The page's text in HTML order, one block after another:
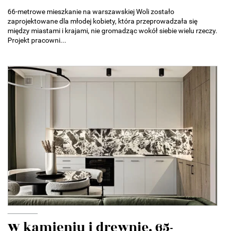
66-metrowe mieszkanie na warszawskiej Woli zostało
zaprojektowane dla młodej kobiety, która przeprowadzała się
między miastami i krajami, nie gromadząc wokół siebie wielu rzeczy.
Projekt pracowni...